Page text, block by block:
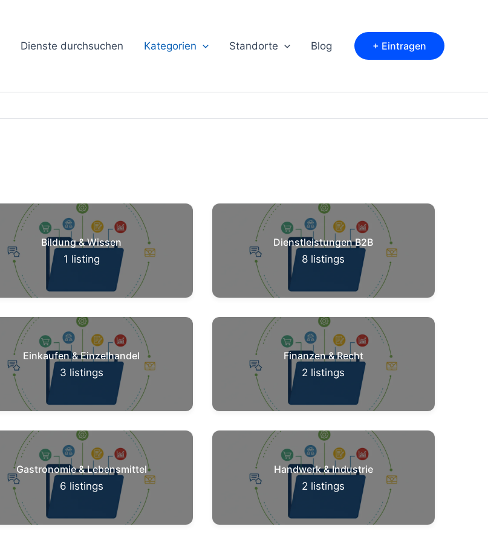
Dienste durchsuchen Kategorien Standorte Blog + Eintragen
Bildung & Wissen
1 listing
Dienstleistungen B2B
8 listings
Einkaufen & Einzelhandel
3 listings
Finanzen & Recht
2 listings
Gastronomie & Lebensmittel
6 listings
Handwerk & Industrie
2 listings